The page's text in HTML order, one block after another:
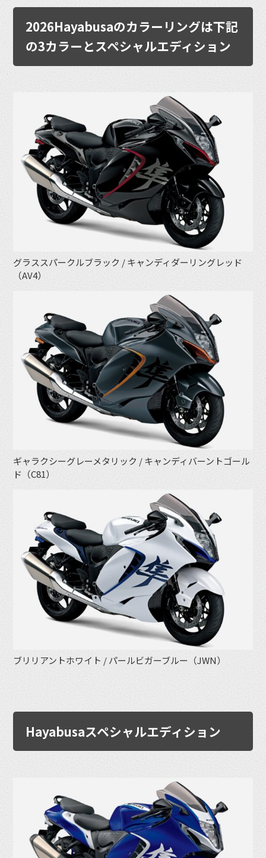
2026Hayabusaのカラーリングは下記
の3カラーとスペシャルエディション
グラススパークルブラック / キャンディダーリングレッド
（AV4）
ギャラクシーグレーメタリック / キャンディバーントゴール
ド（C81）
ブリリアントホワイト / パールビガーブルー（JWN）
Hayabusaスペシャルエディション